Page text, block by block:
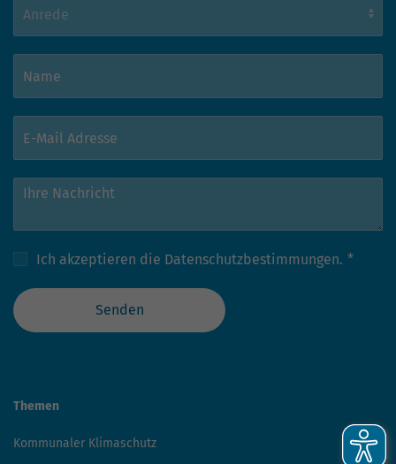
Ich akzeptieren die Datenschutzbestimmungen. *
Senden
Themen
Kommunaler Klimaschutz